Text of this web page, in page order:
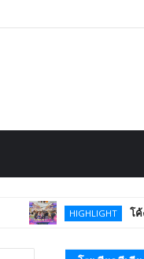
HIGHLIGHT โค้งสุดท้าย!